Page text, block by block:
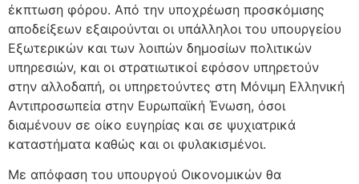
έκπτωση φόρου. Από την υποχρέωση προσκόμισης
αποδείξεων εξαιρούνται οι υπάλληλοι του υπουργείου
Εξωτερικών και των λοιπών δημοσίων πολιτικών
υπηρεσιών, και οι στρατιωτικοί εφόσον υπηρετούν
στην αλλοδαπή, οι υπηρετούντες στη Μόνιμη Ελληνική
Αντιπροσωπεία στην Ευρωπαϊκή Ένωση, όσοι
διαμένουν σε οίκο ευγηρίας και σε ψυχιατρικά
καταστήματα καθώς και οι φυλακισμένοι.
Με απόφαση του υπουργού Οικονομικών θα